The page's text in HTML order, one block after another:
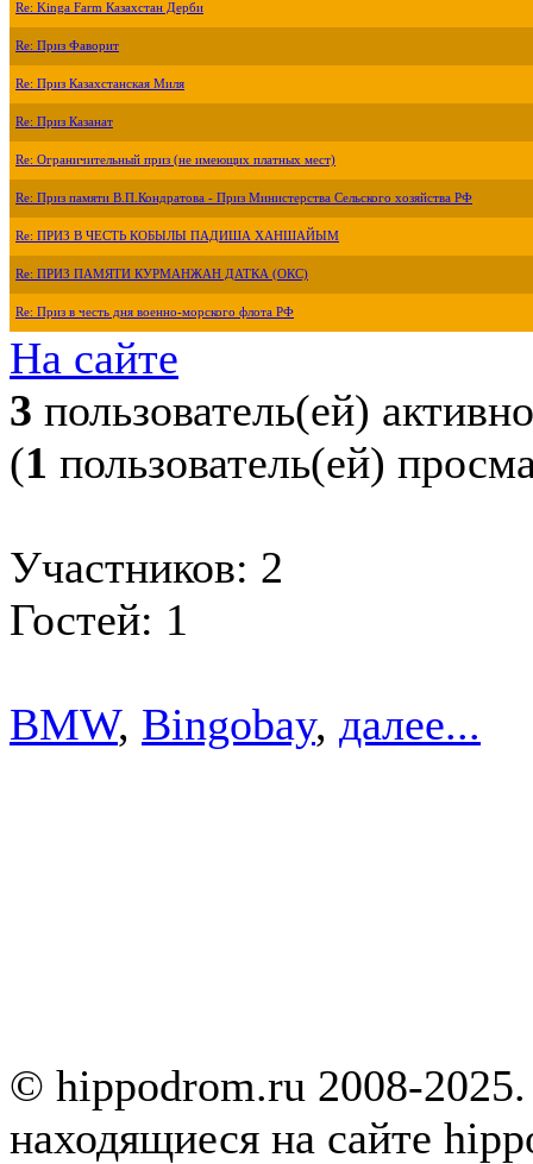
Re: Kinga Farm Казахстан Дерби
Re: Приз Фаворит
Re: Приз Казахстанская Миля
Re: Приз Казанат
Re: Ограничительный приз (не имеющих платных мест)
Re: Приз памяти В.П.Кондратова - Приз Министерства Сельского хозяйства РФ
Re: ПРИЗ В ЧЕСТЬ КОБЫЛЫ ПАДИША ХАНШАЙЫМ
Re: ПРИЗ ПАМЯТИ КУРМАНЖАН ДАТКА (ОКС)
Re: Приз в честь дня военно-морского флота РФ
На сайте
3 пользователь(ей) активно
(1 пользователь(ей)
Участников: 2
Гостей: 1
BMW, Bingobay, далее...
© hippodrom.ru 2008-
находящиеся на сайте